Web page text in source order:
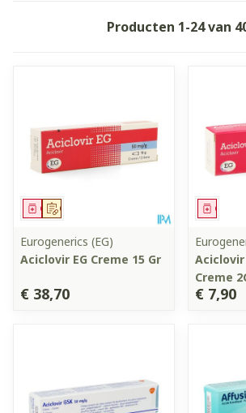
Producten 1-24van
Op voorschrift
Geneesmiddel
Eurogenerics (EG)
Aciclovir EG Creme 15 Gr
€ 38,70
Aciclovir
Creme
€ 7,90